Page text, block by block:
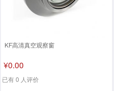
KF高清真空观察窗
¥0.00
已有 0 人评价